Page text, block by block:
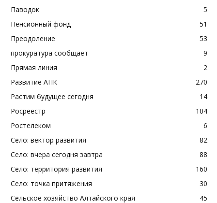
Паводок
5
Пенсионный фонд
51
Преодоление
53
прокуратура сообщает
9
Прямая линия
2
Развитие АПК
270
Растим будущее сегодня
14
Росреестр
104
Ростелеком
6
Село: вектор развития
82
Село: вчера сегодня завтра
88
Село: территория развития
160
Село: точка притяжения
30
Сельское хозяйство Алтайского края
45